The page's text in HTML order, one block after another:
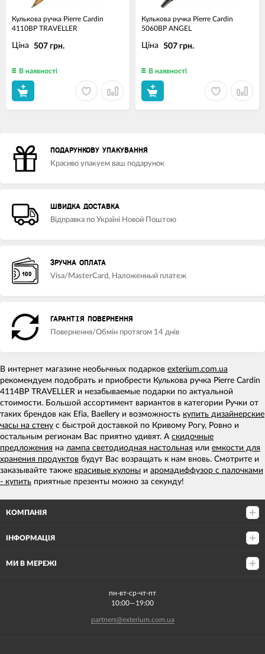
Кулькова ручка Pierre Cardin
4110BP TRAVELLER
Ціна 507 грн.
В наявності
Кулькова ручка Pierre Cardin
5060BP ANGEL
Ціна 507 грн.
В наявності
ПОДАРУНКОВУ УПАКУВАННЯ
Красиво упакуем ваш подарунок
ШВИДКА ДОСТАВКА
Відправка по Україні Новой Поштою
ЗРУЧНА ОПЛАТА
Visa/MasterCard, Наложенный платеж
ГАРАНТІЯ ПОВЕРНЕННЯ
Повернення/Обмін протягом 14 днів
В интернет магазине необычных подарков exterium.com.ua
рекомендуем подобрать и приобрести Кулькова ручка Pierre Cardin
4114BP TRAVELLER и незабываемые подарки по актуальной
стоимости. Большой ассортимент вариантов в категории Ручки от
таких брендов как Efia, Baellery и возможность купить дизайнерские
часы на стену с быстрой доставкой по Кривому Рогу, Ровно и
остальным регионам Вас приятно удивят. А скидочные
предложения на лампа светодиодная настольная или емкости для
хранения продуктов будут Вас возращать к нам вновь. Смотрите и
заказывайте также красивые кулоны и аромадиффузор с палочками
- купить приятные презенты можно за секунду!
КОМПАНІЯ
ІНФОРМАЦІЯ
МИ В МЕРЕЖІ
пн-вт-ср-чт-пт
10:00—19:00
partners@exterium.com.ua